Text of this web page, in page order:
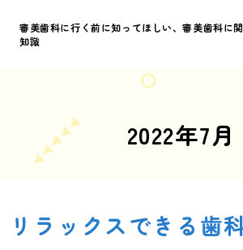
審美歯科に行く前に知ってほしい、審美歯科に
知識
2022年7月
リラックスできる歯